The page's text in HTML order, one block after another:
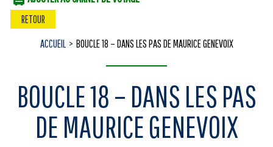
RETOUR
ACCUEIL BOUCLE 18 – DANS LES PAS DE MAURICE GENEVOIX
BOUCLE 18 – DANS LES PAS
DE MAURICE GENEVOIX